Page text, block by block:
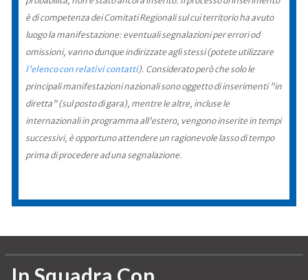
è di competenza dei Comitati Regionali sul cui territorio ha avuto
luogo la manifestazione: eventuali segnalazioni per errori od
omissioni, vanno dunque indirizzate agli stessi (potete utilizzare
l'elenco con relativi contatti). Considerato però che solo le
principali manifestazioni nazionali sono oggetto di inserimenti "in
diretta" (sul posto di gara), mentre le altre, incluse le
internazionali in programma all'estero, vengono inserite in tempi
successivi, è opportuno attendere un ragionevole lasso di tempo
prima di procedere ad una segnalazione.